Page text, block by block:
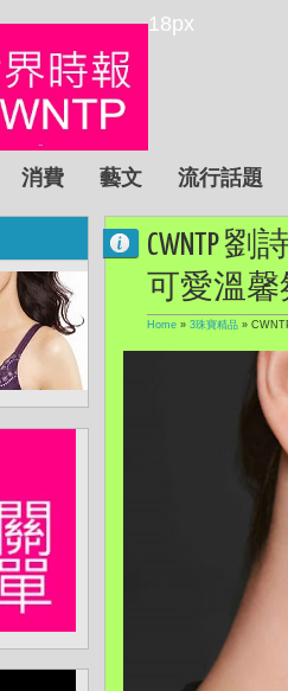
18px
消費 藝文 流行話題
CWNTP
可愛溫馨
Home » 3珠寶精品 »